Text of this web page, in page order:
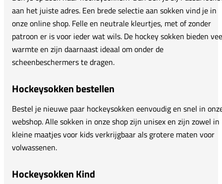
aan het juiste adres. Een brede selectie aan sokken vind je in
onze online shop. Felle en neutrale kleurtjes, met of zonder
patroon er is voor ieder wat wils. De hockey sokken bieden
warmte en zijn daarnaast ideaal om onder de
scheenbeschermers te dragen.
Hockeysokken bestellen
Bestel je nieuwe paar hockeysokken eenvoudig en snel in
webshop. Alle sokken in onze shop zijn unisex en zijn zowel in
kleine maatjes voor kids verkrijgbaar als grotere maten voor
volwassenen.
Hockeysokken Kind